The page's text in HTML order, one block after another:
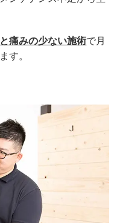
痛みの少ない施術で月
す。